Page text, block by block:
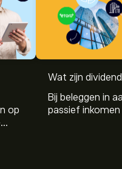
op
Wat zijn
Bij beleggen in
passief